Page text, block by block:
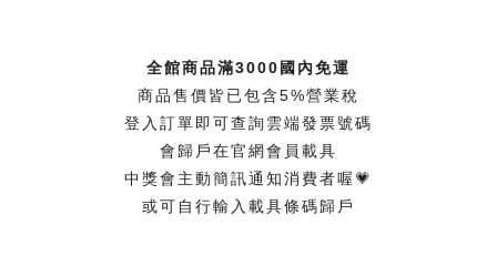
全館商品滿3000國內免運
商品售價皆已包含5%營業稅
登入訂單即可查詢雲端發票號碼
會歸戶在官網會員載具
中獎會主動簡訊通知消費者喔💗
或可自行輸入載具條碼歸戶